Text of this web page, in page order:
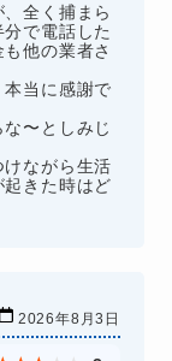
全く捕まら
で電話した
他の業者さ
当に感謝で
〜としみじ
ながら生活
きた時はど
2026年8月3日